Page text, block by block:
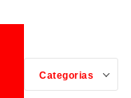
Categorias